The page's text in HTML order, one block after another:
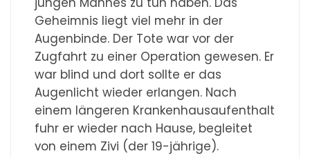
Geheimnis liegt viel mehr in der
Augenbinde. Der Tote war vor der
Zugfahrt zu einer Operation gewesen. Er
war blind und dort sollte er das
Augenlicht wieder erlangen. Nach
einem längeren Krankenhausaufenthalt
fuhr er wieder nach Hause, begleitet
von einem Zivi (der 19-jährige).